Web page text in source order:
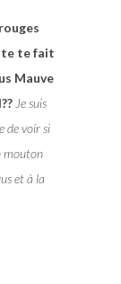
te fait
Mauve
Je suis
de voir si
mouton
et à la